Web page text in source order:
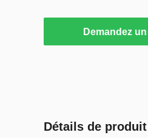
Demandez
Détails de produit